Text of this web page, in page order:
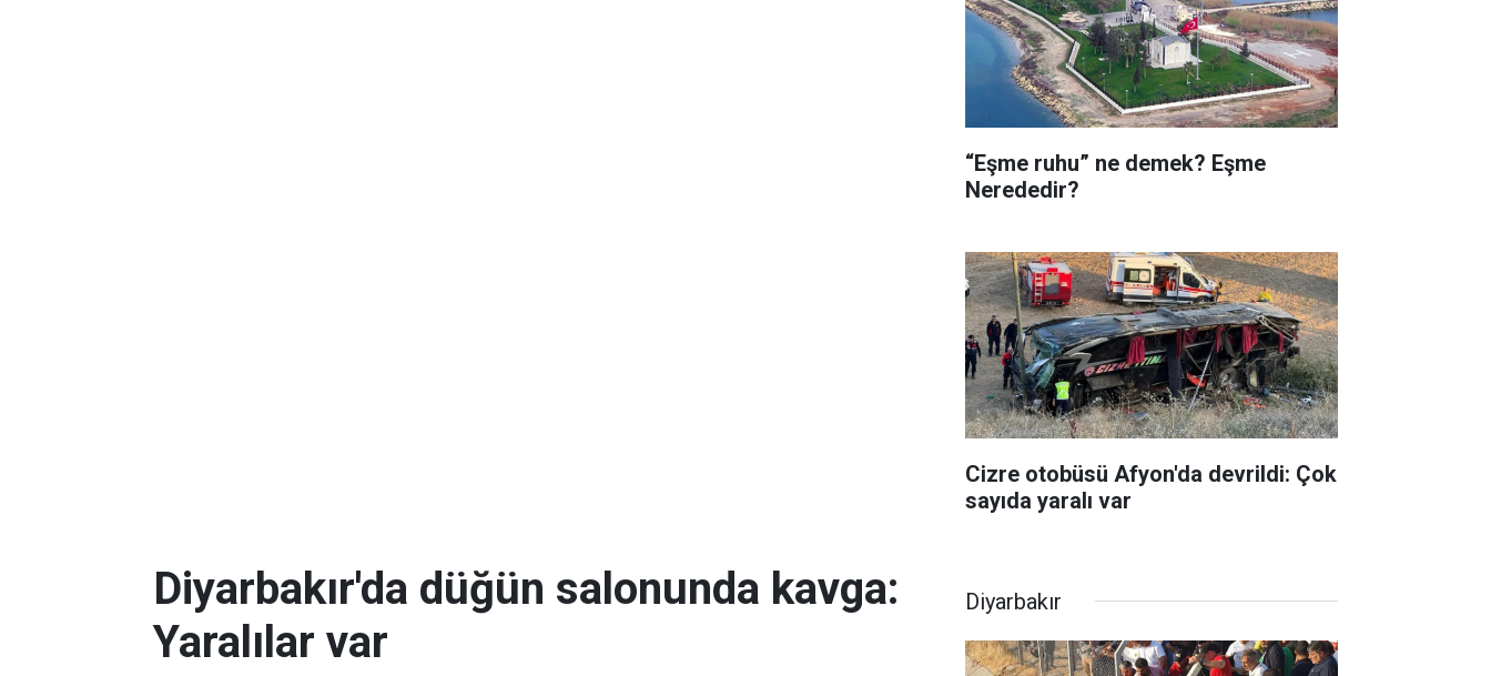
“Eşme ruhu” ne demek? Eşme
Nerededir?
Cizre otobüsü Afyon'da devrildi: Çok
sayıda yaralı var
Diyarbakır'da düğün salonunda kavga:
Yaralılar var
Diyarbakır